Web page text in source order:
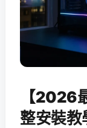
【2026
整安裝教